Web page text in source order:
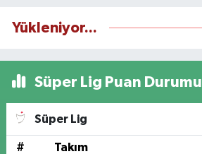
Yükleniyor...
Süper Lig Puan Durumu
Süper Lig
# Takım